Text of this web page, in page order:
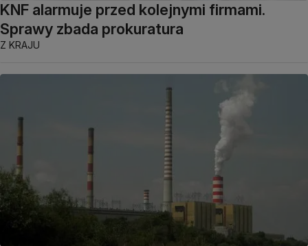
KNF alarmuje przed kolejnymi firmami.
Sprawy zbada prokuratura
Z KRAJU